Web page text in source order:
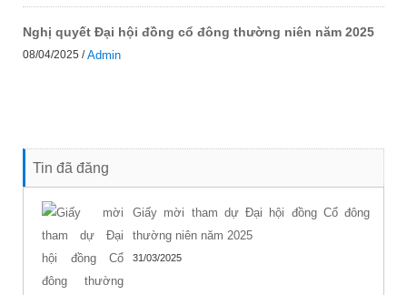
Nghị quyết Đại hội đồng cổ đông thường niên năm 2025
08/04/2025 /Admin
Tin đã đăng
Giấy mời tham dự Đại hội đồng Cổ đông
thường niên năm 2025
31/03/2025